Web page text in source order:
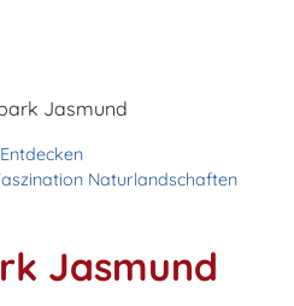
Jasmund
Entdecken
Naturlandschaften
Jasmund